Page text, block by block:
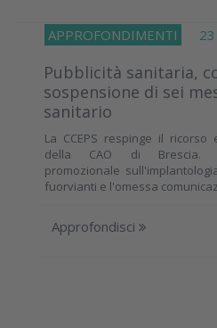
APPROFONDIMENTI 23
Pubblicità sanitaria,
sospensione di sei
sanitario
La CCEPS respinge il
della CAO di Brescia.
promozionale
fuorvianti e l'omessa
Approfondisci